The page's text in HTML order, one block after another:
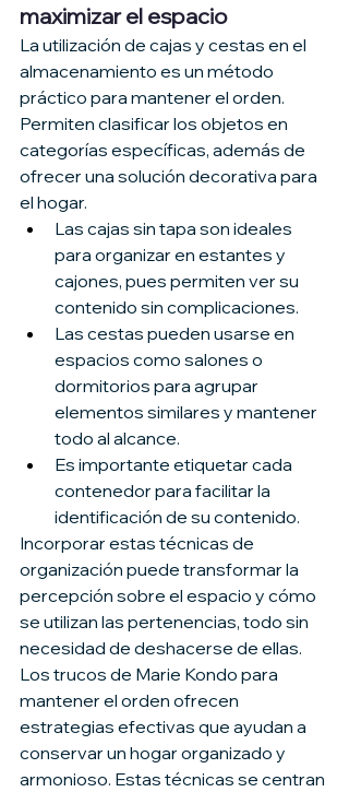
maximizar el espacio
La utilización de cajas y cestas en el
almacenamiento es un método
práctico para mantener el orden.
Permiten clasificar los objetos en
categorías específicas, además de
ofrecer una solución decorativa para
el hogar.
Las cajas sin tapa son ideales
para organizar en estantes y
cajones, pues permiten ver su
contenido sin complicaciones.
Las cestas pueden usarse en
espacios como salones o
dormitorios para agrupar
elementos similares y mantener
todo al alcance.
Es importante etiquetar cada
contenedor para facilitar la
identificación de su contenido.
Incorporar estas técnicas de
organización puede transformar la
percepción sobre el espacio y cómo
se utilizan las pertenencias, todo sin
necesidad de deshacerse de ellas.
Los trucos de Marie Kondo para
mantener el orden ofrecen
estrategias efectivas que ayudan a
conservar un hogar organizado y
armonioso. Estas técnicas se centran